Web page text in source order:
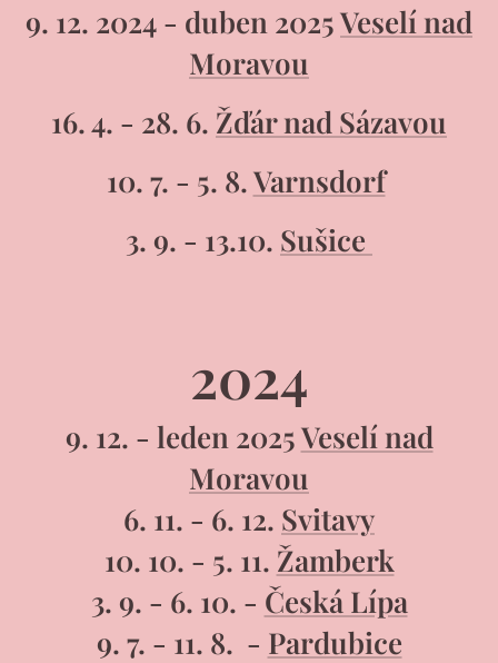
9. 12. 2024 - duben 2025Veselí nad
Moravou
16. 4. - 28. 6. Žďár nad Sázavou
10. 7. - 5. 8.Varnsdorf
3. 9. - 13.10. Sušice
2024
9. 12. - leden 2025Veselí nad
Moravou
6. 11. - 6. 12. Svitavy
10. 10. - 5. 11. Žamberk
3. 9. - 6. 10. - Česká Lípa
9. 7. - 11. 8. - Pardubice